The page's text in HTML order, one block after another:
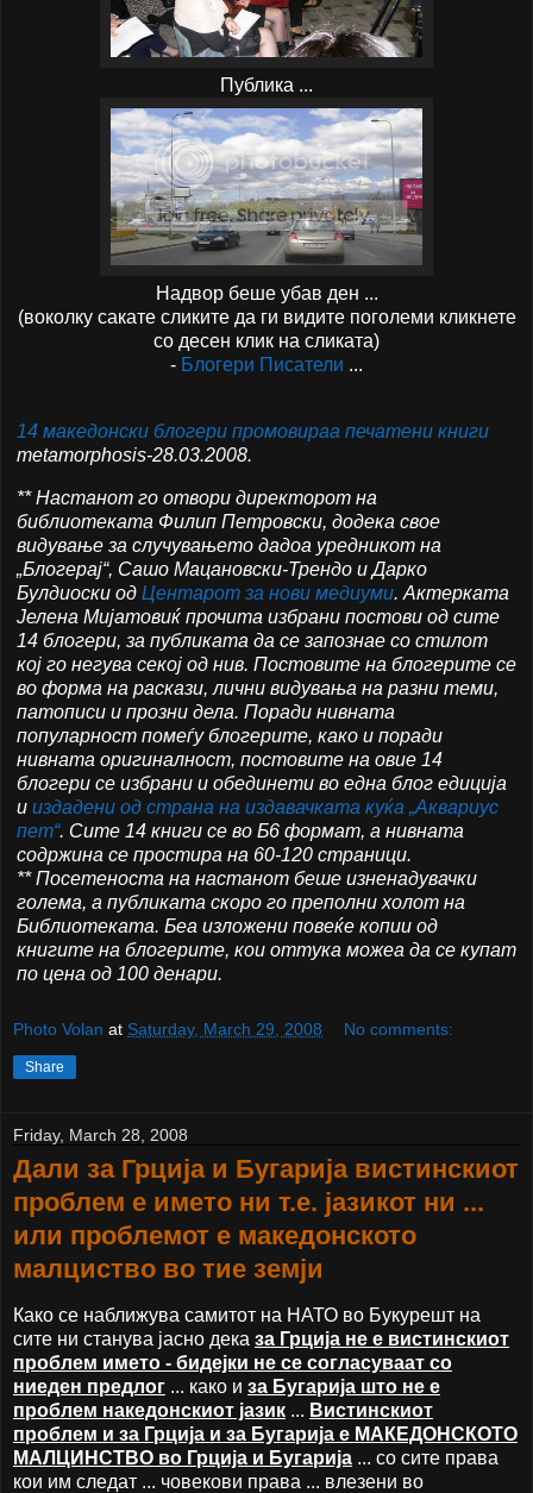
Публика ...
Надвор беше убав ден ...
(воколку сакате сликите да ги видите поголеми кликнете
со десен клик на сликата)
- Блогери Писатели ...
14 македонски блогери промовираа печатени книги
metamorphosis-28.03.2008.
** Настанот го отвори директорот на
библиотеката Филип Петровски, додека свое
видување за случувањето дадоа уредникот на
„Блогерај“, Сашо Мацановски-Трендо и Дарко
Булдиоски од Центарот за нови медиуми. Актерката
Јелена Мијатовиќ прочита избрани постови од сите
14 блогери, за публиката да се запознае со стилот
кој го негува секој од нив. Постовите на блогерите се
во форма на раскази, лични видувања на разни теми,
патописи и прозни дела. Поради нивната
популарност помеѓу блогерите, како и поради
нивната оригиналност, постовите на овие 14
блогери се избрани и обединети во една блог едиција
и издадени од страна на издавачката куќа „Аквариус
пет“. Сите 14 книги се во Б6 формат, а нивната
содржина се простира на 60-120 страници.
** Посетеноста на настанот беше изненадувачки
голема, а публиката скоро го преполни холот на
Библиотеката. Беа изложени повеќе копии од
книгите на блогерите, кои оттука можеа да се купат
по цена од 100 денари.
Photo Volan at Saturday, March 29, 2008 No comments:
Share
Friday, March 28, 2008
Дали за Грција и Бугарија вистинскиот
проблем е името ни т.е. јазикот ни ...
или проблемот е македонското
малциство во тие земји
Како се наближува самитот на НАТО во Букурешт на
сите ни станува јасно дека за Грција не е вистинскиот
проблем името - бидејки не се согласуваат со
ниеден предлог ... како и за Бугарија што не е
проблем накедонскиот јазик ... Вистинскиот
проблем и за Грција и за Бугарија е МАКЕДОНСКОТО
МАЛЦИНСТВО во Грција и Бугарија ... со сите права
кои им следат ... човекови права ... влезени во